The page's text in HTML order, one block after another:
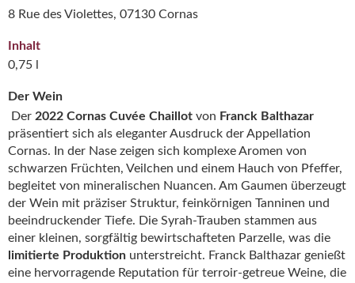
Der Wein
Der 2022 Cornas Cuvée Chaillot von Franck Balthazar
präsentiert sich als eleganter Ausdruck der Appellation
Cornas. In der Nase zeigen sich komplexe Aromen von
schwarzen Früchten, Veilchen und einem Hauch von Pfeffer,
begleitet von mineralischen Nuancen. Am Gaumen überzeugt
der Wein mit präziser Struktur, feinkörnigen Tanninen und
beeindruckender Tiefe. Die Syrah-Trauben stammen aus
einer kleinen, sorgfältig bewirtschafteten Parzelle, was die
limitierte Produktion unterstreicht. Franck Balthazar genießt
eine hervorragende Reputation für terroir-getreue Weine, die
8 Rue des Violettes, 07130 Cornas
Inhalt
0,75 l